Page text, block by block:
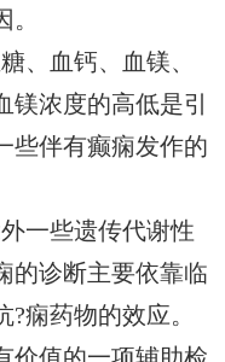
、血钙、血镁、
浓度的高低是引
些伴有癫痫发作的
一些遗传代谢性
的诊断主要依靠临
痫药物的效应。